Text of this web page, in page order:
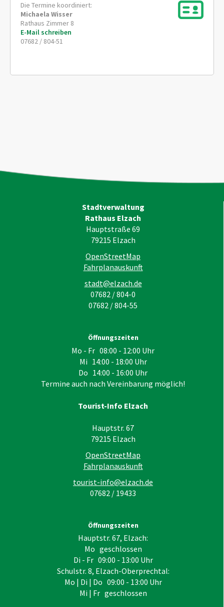
Die Termine koordiniert:
Michaela Wisser
Rathaus Zimmer 8
E-Mail schreiben
07682 / 804-51
Stadtverwaltung
Rathaus Elzach
Hauptstraße 69
79215 Elzach
OpenStreetMap
Fahrplanauskunft
stadt@elzach.de
07682 / 804-0
07682 / 804-55
Öffnungszeiten
Mo - Fr 08:00 - 12:00 Uhr
Mi 14:00 - 18:00 Uhr
Do 14:00 - 16:00 Uhr
Termine auch nach Vereinbarung möglich!
Tourist-Info Elzach
Hauptstr. 67
79215 Elzach
OpenStreetMap
Fahrplanauskunft
tourist-info@elzach.de
07682 / 19433
Öffnungszeiten
Hauptstr. 67, Elzach:
Mo geschlossen
Di - Fr 09:00 - 13:00 Uhr
Schulstr. 8, Elzach-Oberprechtal:
Mo | Di | Do 09:00 - 13:00 Uhr
Mi | Fr geschlossen